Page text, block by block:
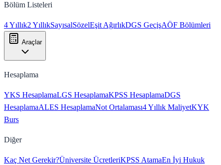
Bölüm Listeleri
4 Yıllık2 YıllıkSayısalSözelEşit AğırlıkDGS GeçişAÖF Bölümleri
Araçlar
Hesaplama
YKS HesaplamaLGS HesaplamaKPSS HesaplamaDGS
HesaplamaALES HesaplamaNot Ortalaması4 Yıllık MaliyetKYK
Burs
Diğer
Kaç Net Gerekir?Üniversite ÜcretleriKPSS AtamaEn İyi Hukuk